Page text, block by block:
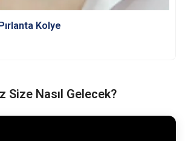
Kolye
Size Nasıl Gelecek?